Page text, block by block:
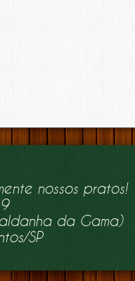
nossos pratos!
da Gama)
SP